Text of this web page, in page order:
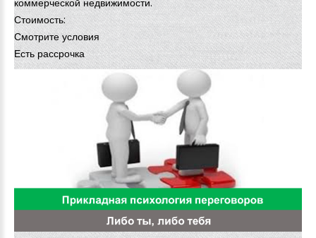
коммерческой недвижимости.
Стоимость:
Смотрите условия
Есть рассрочка